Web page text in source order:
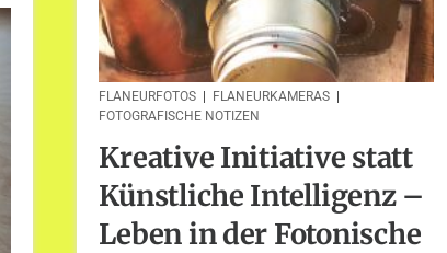
FLANEURFOTOS FLANEURKAMERAS
FOTOGRAFISCHE NOTIZEN
Kreative Initiative statt
Künstliche Intelligenz –
Leben in der Fotonische